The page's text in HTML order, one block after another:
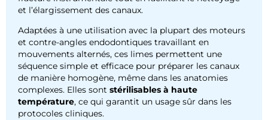
et l’élargissement des canaux.
Adaptées à une utilisation avec la plupart des moteurs
et contre-angles endodontiques travaillant en
mouvements alternés, ces limes permettent une
séquence simple et efficace pour préparer les canaux
de manière homogène, même dans les anatomies
complexes. Elles sont stérilisables à haute
température, ce qui garantit un usage sûr dans les
protocoles cliniques.